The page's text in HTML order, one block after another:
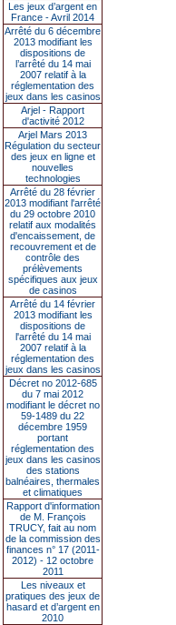
Les jeux d’argent en
France - Avril 2014
Arrêté du 6 décembre
2013 modifiant les
dispositions de
l’arrêté du 14 mai
2007 relatif à la
réglementation des
jeux dans les casinos
Arjel - Rapport
d'activité 2012
Arjel Mars 2013
Régulation du secteur
des jeux en ligne et
nouvelles
technologies
Arrêté du 28 février
2013 modifiant l'arrêté
du 29 octobre 2010
relatif aux modalités
d'encaissement, de
recouvrement et de
contrôle des
prélèvements
spécifiques aux jeux
de casinos
Arrêté du 14 février
2013 modifiant les
dispositions de
l'arrêté du 14 mai
2007 relatif à la
réglementation des
jeux dans les casinos
Décret no 2012-685
du 7 mai 2012
modifiant le décret no
59-1489 du 22
décembre 1959
portant
réglementation des
jeux dans les casinos
des stations
balnéaires, thermales
et climatiques
Rapport d'information
de M. François
TRUCY, fait au nom
de la commission des
finances n° 17 (2011-
2012) - 12 octobre
2011
Les niveaux et
pratiques des jeux de
hasard et d’argent en
2010